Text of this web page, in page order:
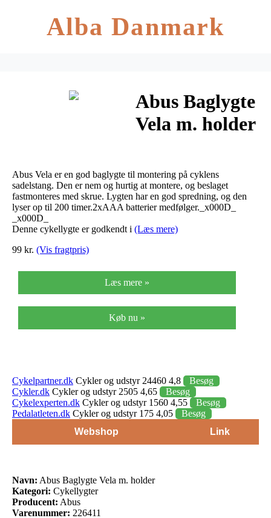
Alba Danmark
Abus Baglygte
Vela m. holder
Abus Vela er en god baglygte til montering på cyklens
sadelstang. Den er nem og hurtig at montere, og beslaget
fastmonteres med skrue. Lygten har en god spredning, og den
lyser op til 200 timer.2xAAA batterier medfølger._x000D_
_x000D_
Denne cykellygte er godkendt i (Læs mere)
99 kr. (Vis fragtpris)
Læs mere »
Køb nu »
Cykelpartner.dk Cykler og udstyr 24460 4,8
Besøg
Cykler.dk Cykler og udstyr 2505 4,65
Besøg
Cykelexperten.dk Cykler og udstyr 1560 4,55
Besøg
Pedalatleten.dk Cykler og udstyr 175 4,05
Besøg
Webshop
Link
Navn: Abus Baglygte Vela m. holder
Kategori: Cykellygter
Producent: Abus
Varenummer: 226411